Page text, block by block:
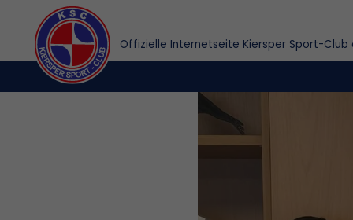
Offizielle Internetseite Kiersper Sport-Club